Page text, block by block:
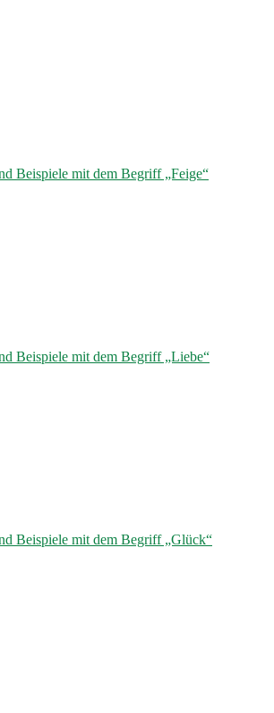
Beispiele mit dem Begriff „Feige“
Beispiele mit dem Begriff „Liebe“
Beispiele mit dem Begriff „Glück“